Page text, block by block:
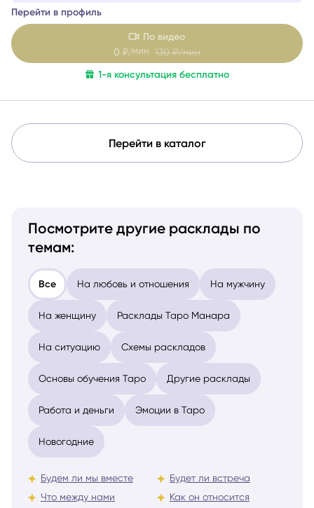
Перейти в профиль
По видео
0 ₽/мин 130 ₽/мин
1-я консультация бесплатно
Перейти в каталог
Посмотрите другие расклады по
темам:
Все На любовь и отношения На мужчину
На женщину Расклады Таро Манара
На ситуацию Схемы раскладов
Основы обучения Таро Другие расклады
Работа и деньги Эмоции в Таро
Новогодние
Будем ли мы вместе
Что между нами
Будет ли встреча
Как он относится